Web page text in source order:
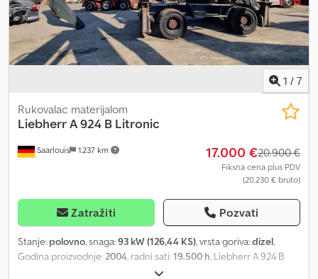
1 / 7
Saarlouis 1.237 km
Rukovalac materijalom
LiebherrA 924 B Litronic
17.000 €20.900 €
Fiksna cena plus PDV
(20.230 € bruto)
Zatražiti Pozvati
Stanje: polovno, snaga:93 kW (126,44 KS), vrsta goriva:dizel,
Godina proizvodnje:2004, radni sati:19.500 h, Liebherr A 924 B
Litronic Godina proizvodnje: 2004 Radni sati: 19500 h Podizna